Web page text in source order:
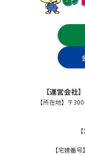
【運営会社
【所在地】〒
【宅建番